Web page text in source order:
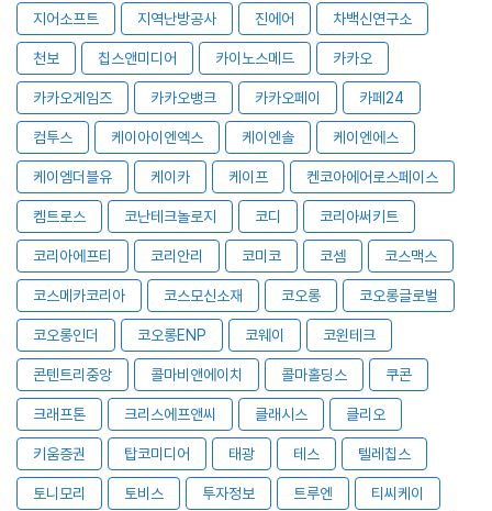
지어소프트 지역난방공사 진에어 차백신연구소
천보 칩스앤미디어 카이노스메드 카카오
카카오게임즈 카카오뱅크 카카오페이 카페24
컴투스 케이아이엔엑스 케이엔솔 케이엔에스
케이엠더블유 케이카 케이프 켄코아에어로스페이스
켐트로스 코난테크놀로지 코디 코리아써키트
코리아에프티 코리안리 코미코 코셈 코스맥스
코스메카코리아 코스모신소재 코오롱 코오롱글로벌
코오롱인더 코오롱ENP 코웨이 코윈테크
콘텐트리중앙 콜마비앤에이치 콜마홀딩스 쿠콘
크래프톤 크리스에프앤씨 클래시스 클리오
키움증권 탑코미디어 태광 테스 텔레칩스
토니모리 토비스 투자정보 트루엔 티씨케이